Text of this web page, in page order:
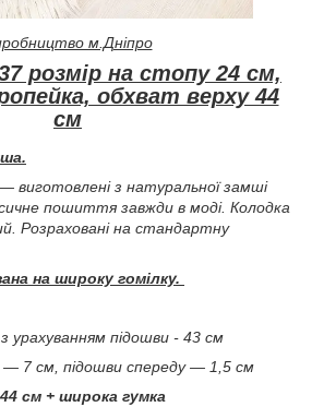
м.Дніпро
розмір на стопу 24 см,
обхват верху 44
см
— виготовлені з натуральної замші
пошиття завжди в моді. Колодка
Розраховані на стандартну
на широку гомілку.
урахуванням підошви - 43 см
— 7 см, підошви спереду — 1,5 см
см + широка гумка